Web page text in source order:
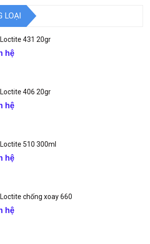
LOẠI
Loctite 431 20gr
hệ
Loctite 406 20gr
hệ
510 300ml
hệ
Loctite chống xoay 660
hệ